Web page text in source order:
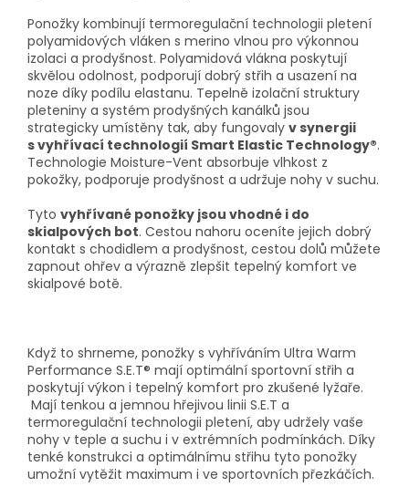
Ponožky kombinují termoregulační technologii pletení
polyamidových vláken s merino vlnou pro výkonnou
izolaci a prodyšnost. Polyamidová vlákna poskytují
skvělou odolnost, podporují dobrý střih a usazení na
noze díky podílu elastanu. Tepelně izolační struktury
pleteniny a systém prodyšných kanálků jsou
strategicky umístěny tak, aby fungovaly v synergii
s vyhřívací technologií Smart Elastic Technology®.
Technologie Moisture-Vent absorbuje vlhkost z
pokožky, podporuje prodyšnost a udržuje nohy v suchu.
Tyto vyhřívané ponožky jsou vhodné i do
skialpových bot. Cestou nahoru oceníte jejich dobrý
kontakt s chodidlem a prodyšnost, cestou dolů můžete
zapnout ohřev a výrazně zlepšit tepelný komfort ve
skialpové botě.
Když to shrneme, ponožky s vyhříváním Ultra Warm
Performance S.E.T® mají optimální sportovní střih a
poskytují výkon i tepelný komfort pro zkušené lyžaře.
Mají tenkou a jemnou hřejivou linii S.E.T a
termoregulační technologii pletení, aby udržely vaše
nohy v teple a suchu i v extrémních podmínkách. Díky
tenké konstrukci a optimálnímu střihu tyto ponožky
umožní vytěžit maximum i ve sportovních přezkáčích.